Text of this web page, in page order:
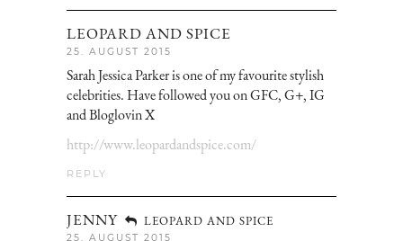
LEOPARD AND SPICE
25. AUGUST 2015
Sarah Jessica Parker is one of my favourite stylish
celebrities. Have followed you on GFC, G+, IG
and Bloglovin X
http://www.leopardandspice.com/
REPLY
JENNY LEOPARD AND SPICE
25. AUGUST 2015